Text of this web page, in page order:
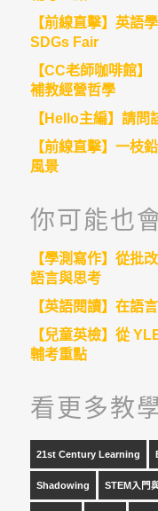
【前線直擊】英語
SDGs Fair
【CC老師咖啡館
補教經營哲學
【Hello主編】請問
【前線直擊】一枝
風景
你可能也
【學測寫作】從批
語言與思考
【英語閱讀】在語
【兒童英檢】從
輔考重點
看更多教
21st Century Learning
Shadowing STEM入門